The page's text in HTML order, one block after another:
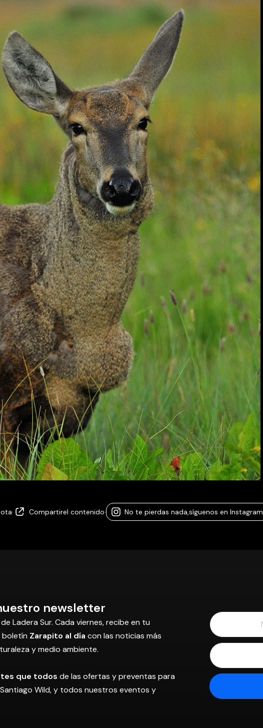
· Compartirel contenido· No te pierdas nada,síguenos en Instagram
newsletter
Ladera Sur. Cada viernes, recibe en tu
boletín Zarapito al día con las noticias más
y medio ambiente.
que todos de las ofertas y preventas para
Wild, y todos nuestros eventos y